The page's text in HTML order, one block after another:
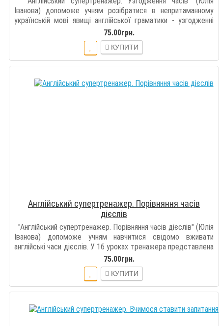
Іванова) допоможе учням розібратися в непритаманному
українській мові явищі англійської граматики - узгодженні
75.00грн.
КУПИТИ
Англійський супертренажер. Порівняння часів
дієслів
"Англійський супертренажер. Порівняння часів дієслів" (Юлія
Іванова) допоможе учням навчитися свідомо вживати
англійські часи дієслів. У 16 уроках тренажера представлена
75.00грн.
КУПИТИ